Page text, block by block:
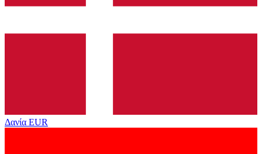
Δανία EUR